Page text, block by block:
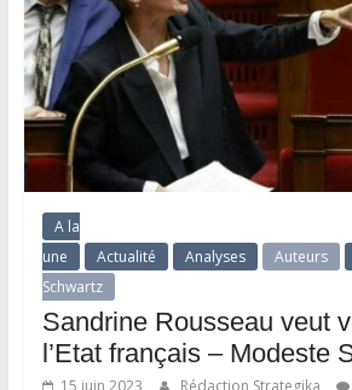
A la
une
Actualité Analyses Auteurs
Schwartz
Sandrine Rousseau veut
l’Etat français – Modeste
15 juin 2023 Rédaction Strategika